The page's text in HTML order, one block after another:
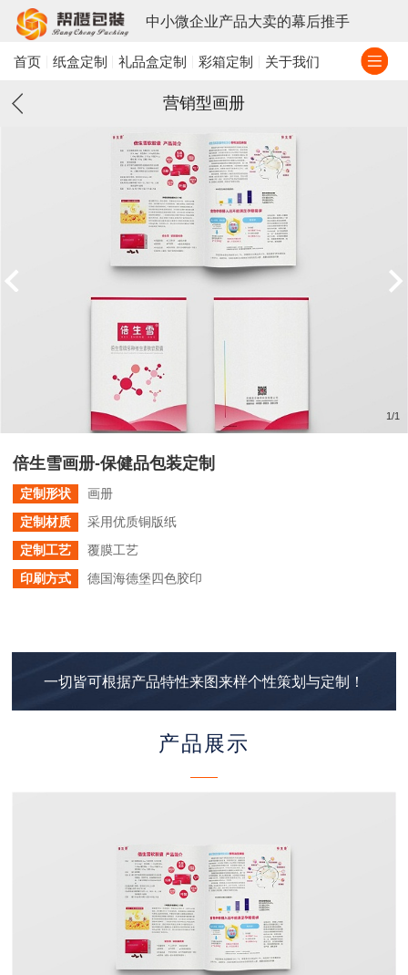
中小微企业产品大卖的幕后推手
首页 纸盒定制 礼品盒定制 彩箱定制 关于我们
营销型画册
1/1
倍生雪画册-保健品包装定制
定制形状
画册
定制材质
采用优质铜版纸
定制工艺
覆膜工艺
印刷方式
德国海德堡四色胶印
一切皆可根据产品特性来图来样个性策划与定制！
产品展示